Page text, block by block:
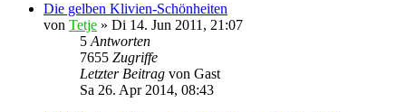
Die gelben Klivien-Schönheiten
von Tetje » Di 14. Jun 2011, 21:07
5 Antworten
7655 Zugriffe
Letzter Beitrag von Gast
Sa 26. Apr 2014, 08:43